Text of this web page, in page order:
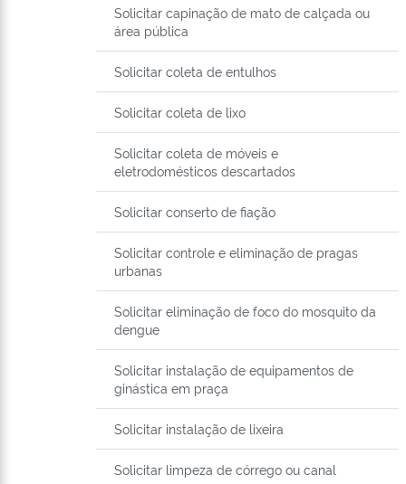
Solicitar capinação de mato de calçada ou
área pública
Solicitar coleta de entulhos
Solicitar coleta de lixo
Solicitar coleta de móveis e
eletrodomésticos descartados
Solicitar conserto de fiação
Solicitar controle e eliminação de pragas
urbanas
Solicitar eliminação de foco do mosquito da
dengue
Solicitar instalação de equipamentos de
ginástica em praça
Solicitar instalação de lixeira
Solicitar limpeza de córrego ou canal